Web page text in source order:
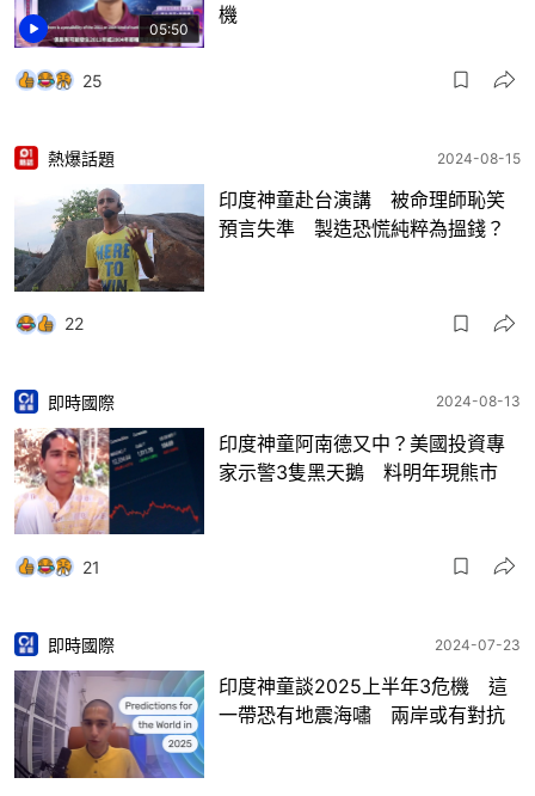
05:50
機
25
熱爆話題 2024-08-15
印度神童赴台演講 被命理師恥笑
預言失準 製造恐慌純粹為搵錢？
22
即時國際 2024-08-13
印度神童阿南德又中？美國投資專
家示警3隻黑天鵝 料明年現熊市
21
即時國際 2024-07-23
印度神童談2025上半年3危機 這
一帶恐有地震海嘯 兩岸或有對抗